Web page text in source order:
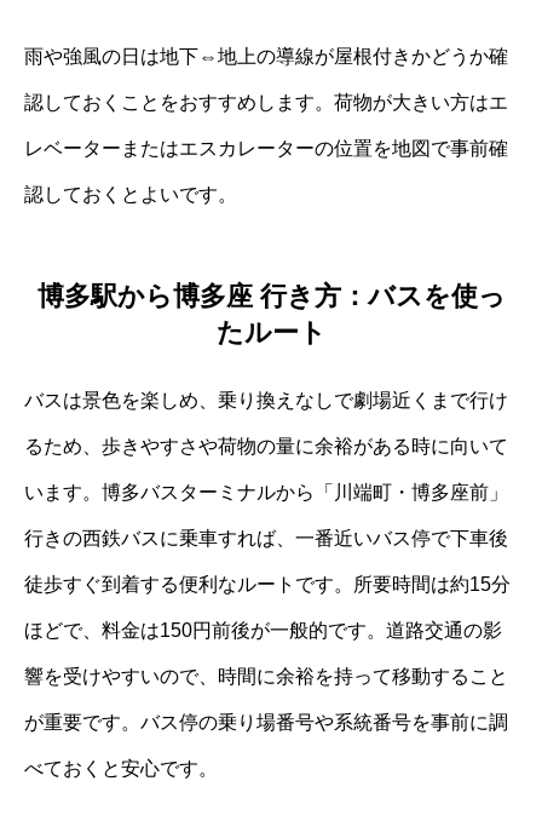
雨や強風の日は地下⇔地上の導線が屋根付きかどうか確
認しておくことをおすすめします。荷物が大きい方はエ
レベーターまたはエスカレーターの位置を地図で事前確
認しておくとよいです。
博多駅から博多座 行き方：バスを使っ
たルート
バスは景色を楽しめ、乗り換えなしで劇場近くまで行け
るため、歩きやすさや荷物の量に余裕がある時に向いて
います。博多バスターミナルから「川端町・博多座前」
行きの西鉄バスに乗車すれば、一番近いバス停で下車後
徒歩すぐ到着する便利なルートです。所要時間は約15分
ほどで、料金は150円前後が一般的です。道路交通の影
響を受けやすいので、時間に余裕を持って移動すること
が重要です。バス停の乗り場番号や系統番号を事前に調
べておくと安心です。